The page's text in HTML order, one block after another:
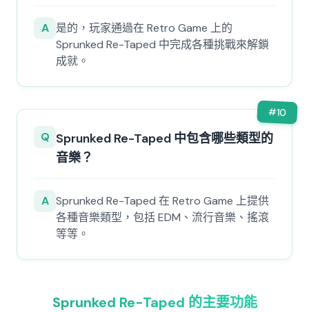
A 是的，玩家通過在 Retro Game 上的
Sprunked Re-Taped 中完成各種挑戰來解鎖
成就。
#10
Q Sprunked Re-Taped 中包含哪些類型的
音樂？
A Sprunked Re-Taped 在 Retro Game 上提供
各種音樂類型，包括 EDM、流行音樂、搖滾
等等。
Sprunked Re-Taped 的主要功能